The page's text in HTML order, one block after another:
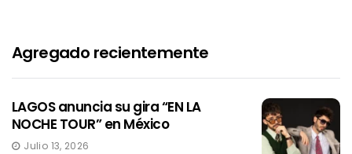
Agregado recientemente
LAGOS anuncia su gira “EN LA
NOCHE TOUR” en México
Julio 13, 2026